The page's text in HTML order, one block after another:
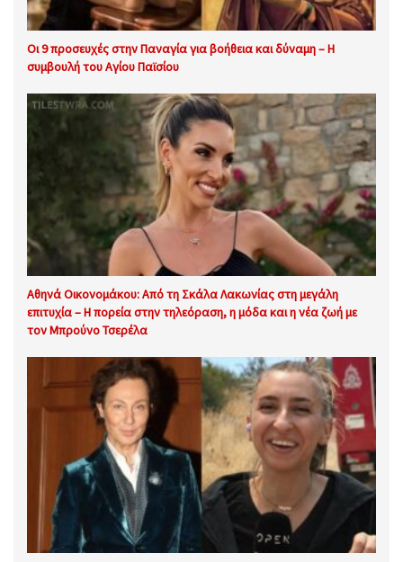
Οι 9 προσευχές στην Παναγία για βοήθεια και δύναμη – Η
συμβουλή του Αγίου Παϊσίου
Αθηνά Οικονομάκου: Από τη Σκάλα Λακωνίας στη μεγάλη
επιτυχία – Η πορεία στην τηλεόραση, η μόδα και η νέα ζωή με
τον Μπρούνο Τσερέλα